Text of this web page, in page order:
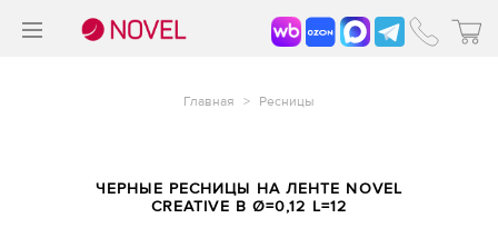
Главная > Ресницы
ЧЕРНЫЕ РЕСНИЦЫ НА ЛЕНТЕ NOVEL
CREATIVE B Ø=0,12 L=12